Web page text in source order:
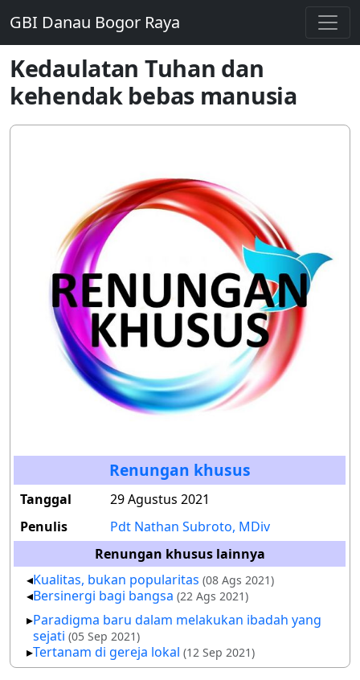
GBI Danau Bogor Raya
Kedaulatan Tuhan dan
kehendak bebas manusia
Renungan khusus
Tanggal
29 Agustus 2021
Penulis
Pdt Nathan Subroto, MDiv
Renungan khusus lainnya
Kualitas, bukan popularitas (08 Ags 2021)
Bersinergi bagi bangsa (22 Ags 2021)
Paradigma baru dalam melakukan ibadah yang
sejati (05 Sep 2021)
Tertanam di gereja lokal (12 Sep 2021)